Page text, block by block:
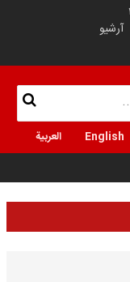
آرشیو
English العربية